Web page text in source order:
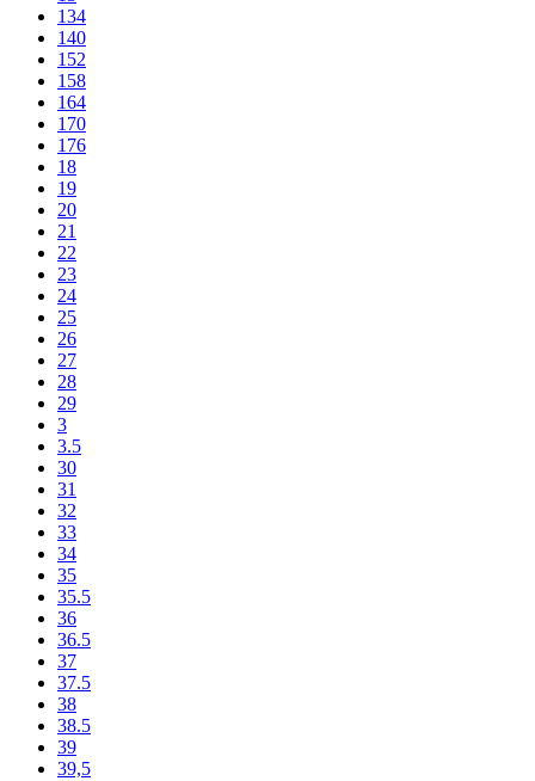
134
140
152
158
164
170
176
18
19
20
21
22
23
24
25
26
27
28
29
3
3.5
30
31
32
33
34
35
35.5
36
36.5
37
37.5
38
38.5
39
39,5